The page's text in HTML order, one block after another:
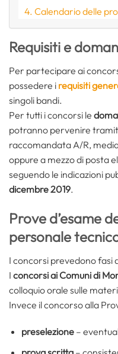
Calendario delle
Requisiti e
Per partecipare ai
possedere i requisiti
singoli bandi.
Per tutti i concorsi le
potranno pervenire
raccomandata A/R,
oppure a mezzo di posta
seguendo le indicazioni
dicembre 2019.
Prove d’esame
personale
I concorsi prevedono fasi
I concorsi ai Comuni di
colloquio orale sulle
Invece il concorso alla
preselezione–